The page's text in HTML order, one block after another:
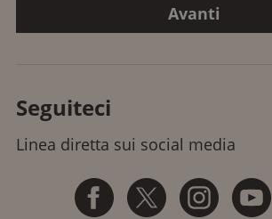
Seguiteci
Linea diretta sui social media